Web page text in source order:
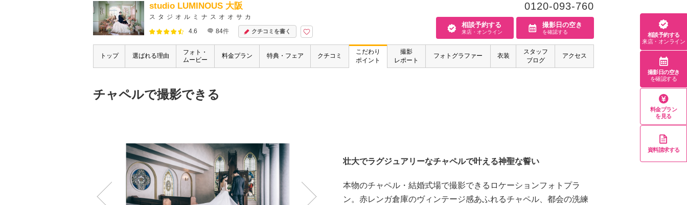
studio LUMINOUS 大阪
スタジオルミナスオオサカ
4.6
84件 クチコミを書く
0120-093-760
相談予約する
来店・オンライン
撮影日の空き
を確認する
トップ 選ばれる理由
フォト・
ムービー
料金プラン 特典・フェア クチコミ
こだわり
ポイント
撮影
レポート
フォトグラファー 衣装
スタッフ
ブログ
アクセス
チャペルで撮影できる
壮大でラグジュアリーなチャペルで叶える神聖な誓い
本物のチャペル・結婚式場で撮影できるロケーションフォトプラ
ン。赤レンガ倉庫のヴィンテージ感あふれるチャペル、都会の洗練
相談予約する
来店・オンライン
撮影日の空き
を確認する
料金プラン
を見る
資料請求する